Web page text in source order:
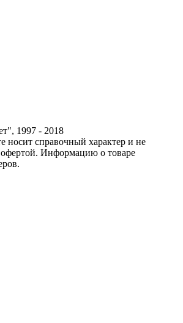
1997 - 2018
носит справочный характер и не
офертой. Информацию о товаре